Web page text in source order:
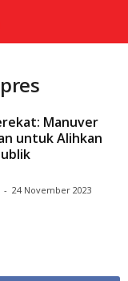
Manuver
untuk Alihkan
- 24 November 2023